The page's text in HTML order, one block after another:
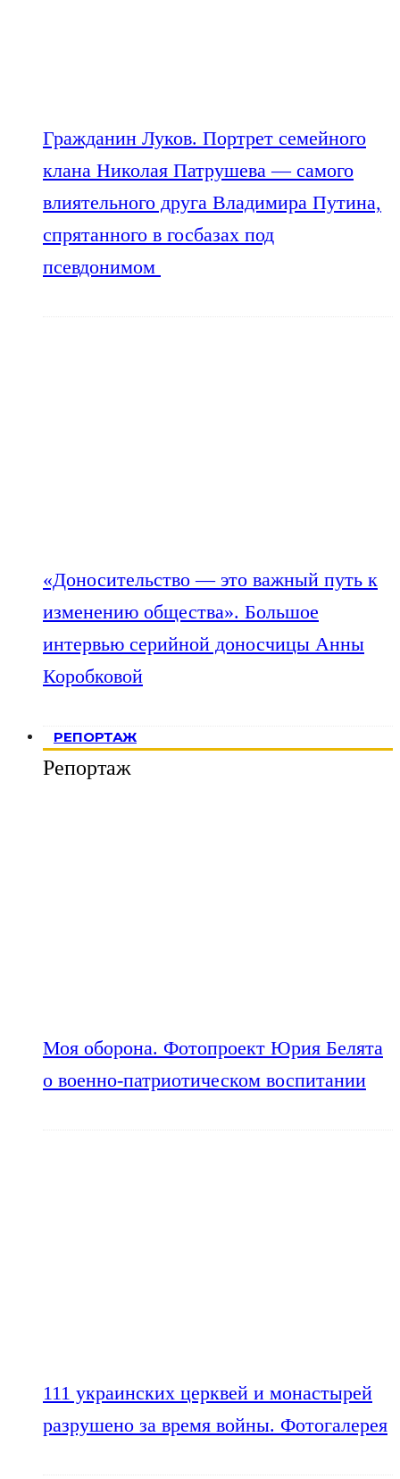
Гражданин Луков. Портрет семейного
клана Николая Патрушева — самого
влиятельного друга Владимира Путина,
спрятанного в госбазах под
псевдонимом
«Доносительство — это важный путь к
изменению общества». Большое
интервью серийной доносчицы Анны
Коробковой
РЕПОРТАЖ
Репортаж
Моя оборона. Фотопроект Юрия Белята
о военно-патриотическом воспитании
111 украинских церквей и монастырей
разрушено за время войны. Фотогалерея